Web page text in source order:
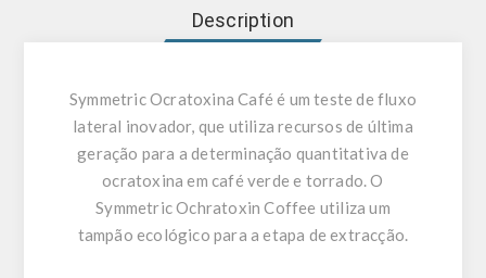
Description
Symmetric Ocratoxina Café é um teste de fluxo
lateral inovador, que utiliza recursos de última
geração para a determinação quantitativa de
ocratoxina em café verde e torrado. O
Symmetric Ochratoxin Coffee utiliza um
tampão ecológico para a etapa de extracção.